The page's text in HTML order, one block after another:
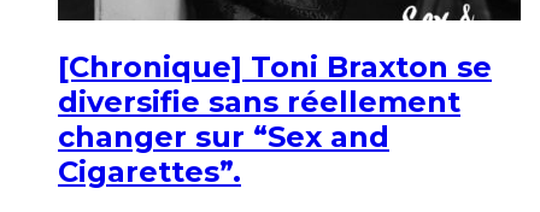
[Chronique] Toni Braxton se
diversifie sans réellement
changer sur “Sex and
Cigarettes”.